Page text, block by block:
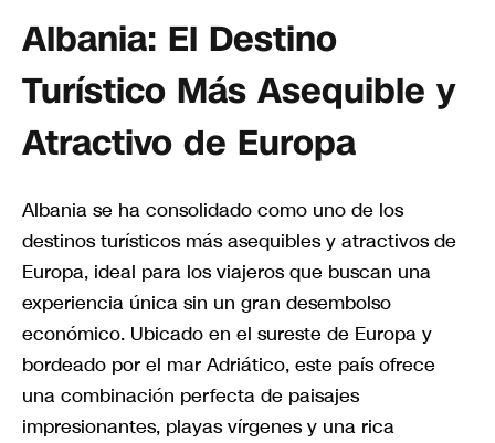
Albania: El Destino
Turístico Más Asequible y
Atractivo de Europa
Albania se ha consolidado como uno de los
destinos turísticos más asequibles y atractivos de
Europa, ideal para los viajeros que buscan una
experiencia única sin un gran desembolso
económico. Ubicado en el sureste de Europa y
bordeado por el mar Adriático, este país ofrece
una combinación perfecta de paisajes
impresionantes, playas vírgenes y una rica